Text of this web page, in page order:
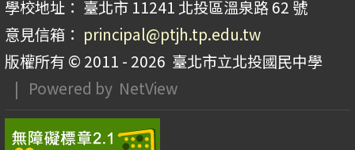
學校地址： 臺北市 11241 北投區溫泉路 62 號
意見信箱： principal@ptjh.tp.edu.tw
版權所有 © 2011 - 2026 臺北市立北投國民中學
| Powered by NetView